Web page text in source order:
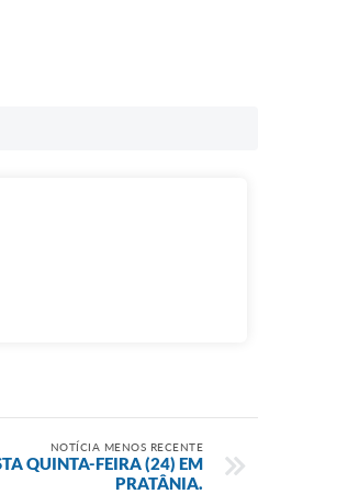
NOTÍCIA MENOS RECENTE
QUINTA-FEIRA (24) EM
PRATÂNIA.